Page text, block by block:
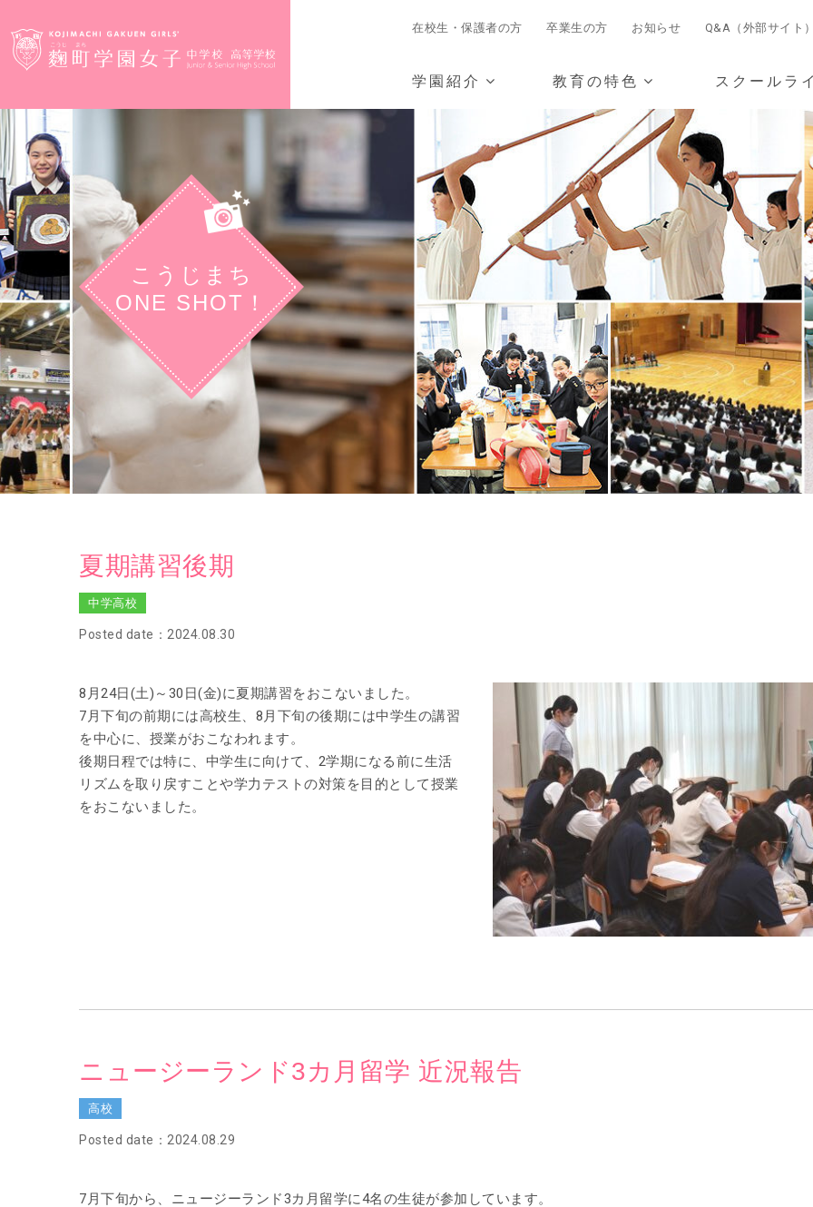
在校生・保護者の方 卒業生の方 お知らせ Q&A（外部サイト
学園紹介 教育の特色 スクールラ
こうじまち
ONE SHOT！
夏期講習後期
中学高校
Posted date：2024.08.30
8月24日(土)～30日(金)に夏期講習をおこないました。
7月下旬の前期には高校生、8月下旬の後期には中学生の講習
を中心に、授業がおこなわれます。
後期日程では特に、中学生に向けて、2学期になる前に生活
リズムを取り戻すことや学力テストの対策を目的として授業
をおこないました。
ニュージーランド3カ月留学 近況報告
高校
Posted date：2024.08.29
7月下旬から、ニュージーランド3カ月留学に4名の生徒が参加しています。